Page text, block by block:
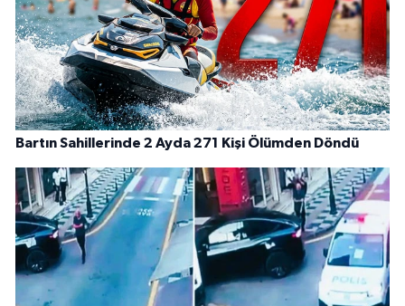
Bartın Sahillerinde 2 Ayda 271 Kişi Ölümden Döndü